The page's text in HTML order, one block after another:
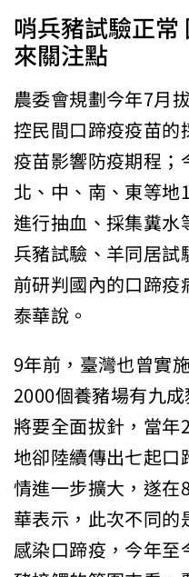
哨兵豬試驗正
來關注點
農委會規劃今年7月
控民間口蹄疫疫苗
疫苗影響防疫期程
北、中、南、東等
進行抽血、採集糞
兵豬試驗、羊同居
前研判國內的口蹄
泰華說。
9年前，臺灣也曾實
2000個養豬場有九
將要全面拔針，當
地卻陸續傳出七起
情進一步擴大，遂
華表示，此次不同
感染口蹄疫，今年